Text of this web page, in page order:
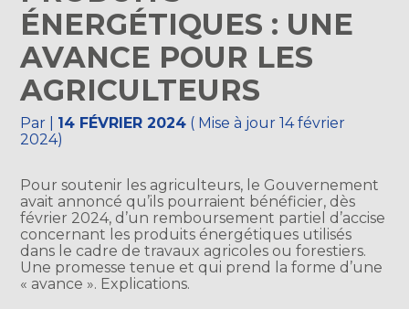
ÉNERGÉTIQUES : UNE
AVANCE POUR LES
AGRICULTEURS
Par 14 FÉVRIER 2024 ( Mise à jour 14 février
2024)
Pour soutenir les agriculteurs, le Gouvernement
avait annoncé qu’ils pourraient bénéficier, dès
février 2024, d’un remboursement partiel d’accise
concernant les produits énergétiques utilisés
dans le cadre de travaux agricoles ou forestiers.
Une promesse tenue et qui prend la forme d’une
« avance ». Explications.